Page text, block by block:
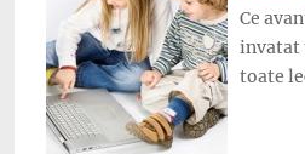
Ce
invatat
toate